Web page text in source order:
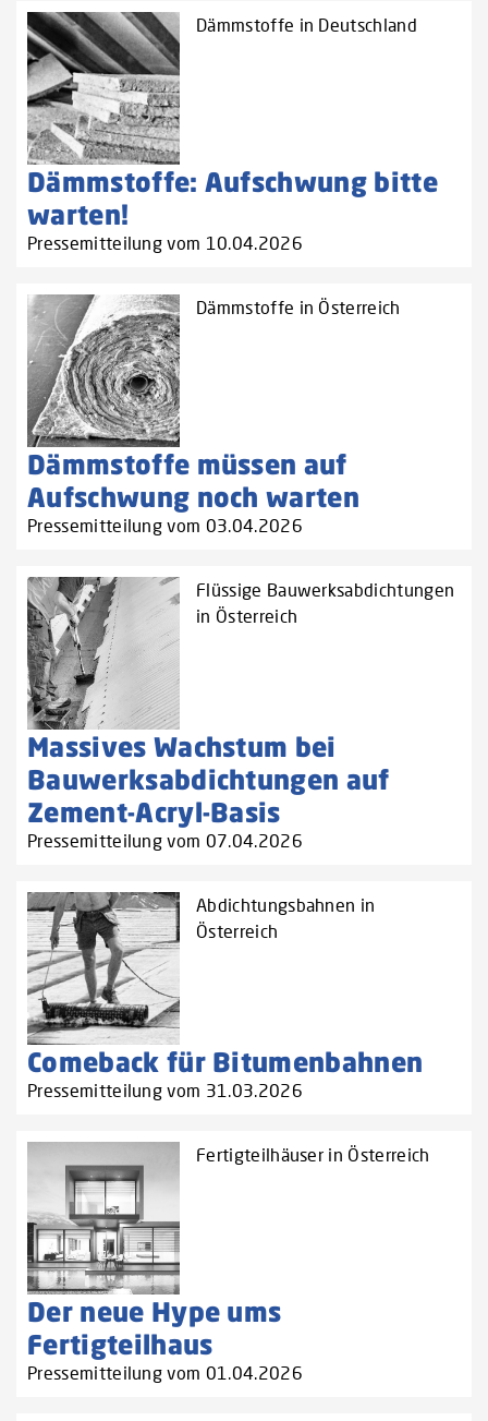
Dämmstoffe in Deutschland
Dämmstoffe: Aufschwung bitte
warten!
Pressemitteilung vom 10.04.2026
Dämmstoffe in Österreich
Dämmstoffe müssen auf
Aufschwung noch warten
Pressemitteilung vom 03.04.2026
Flüssige Bauwerksabdichtungen
in Österreich
Massives Wachstum bei
Bauwerksabdichtungen auf
Zement-Acryl-Basis
Pressemitteilung vom 07.04.2026
Abdichtungsbahnen in
Österreich
Comeback für Bitumenbahnen
Pressemitteilung vom 31.03.2026
Fertigteilhäuser in Österreich
Der neue Hype ums
Fertigteilhaus
Pressemitteilung vom 01.04.2026